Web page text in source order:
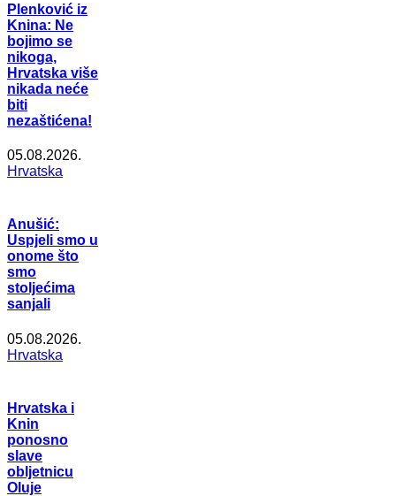
Plenković iz
Knina: Ne
bojimo se
nikoga,
Hrvatska više
nikada neće
biti
nezaštićena!
05.08.2026.
Hrvatska
Anušić:
Uspjeli smo u
onome što
smo
stoljećima
sanjali
05.08.2026.
Hrvatska
Hrvatska i
Knin
ponosno
slave
obljetnicu
Oluje